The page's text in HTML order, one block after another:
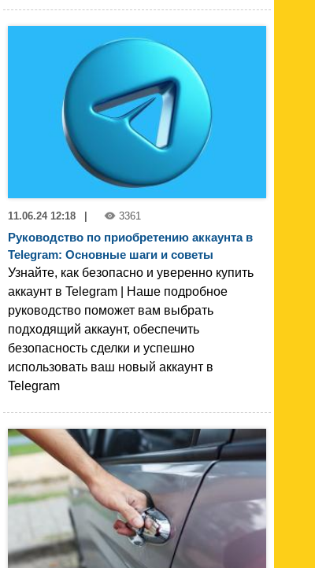
11.06.24 12:18 3361
Руководство по приобретению аккаунта в
Telegram: Основные шаги и советы
Узнайте, как безопасно и уверенно купить
аккаунт в Telegram | Наше подробное
руководство поможет вам выбрать
подходящий аккаунт, обеспечить
безопасность сделки и успешно
использовать ваш новый аккаунт в
Telegram